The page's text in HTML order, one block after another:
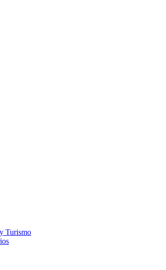
Turismo